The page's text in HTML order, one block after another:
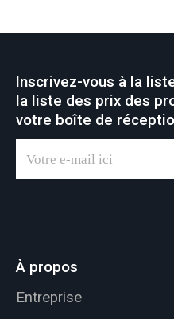
Inscrivez-vous à la
la liste des prix des
votre boîte de
À propos
Entreprise